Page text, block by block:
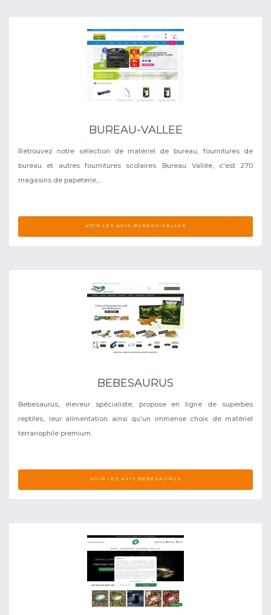
BUREAU-VALLEE
Retrouvez notre sélection de matériel de bureau, fournitures de
bureau et autres fournitures scolaires. Bureau Vallée, c'est 270
magasins de papeterie,...
VOIR LES AVIS BUREAU-VALLEE
BEBESAURUS
Bebesaurus, éleveur spécialiste, propose en ligne de superbes
reptiles, leur alimentation ainsi qu'un immense choix de matériel
terrariophile premium.
VOIR LES AVIS BEBESAURUS